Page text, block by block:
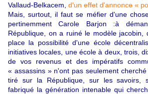
Vallaud-Belkacem, d'un effet d'annonce «
Mais, surtout, il faut se méfier d'une
pertinemment Carole Barjon :à
République, on a ruiné le modèle jacobin,
place la possibilité d'une école
initiatives locales, une école à deux, trois,
de vos revenus et des impératifs
« assassins » n'ont pas seulement
tiré sur la République, sur les savoirs,
fabriqué la génération intenable qui